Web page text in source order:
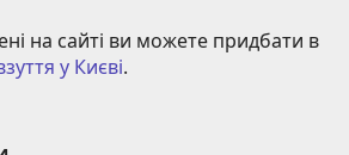
на сайті ви можете придбати в
у Києві.